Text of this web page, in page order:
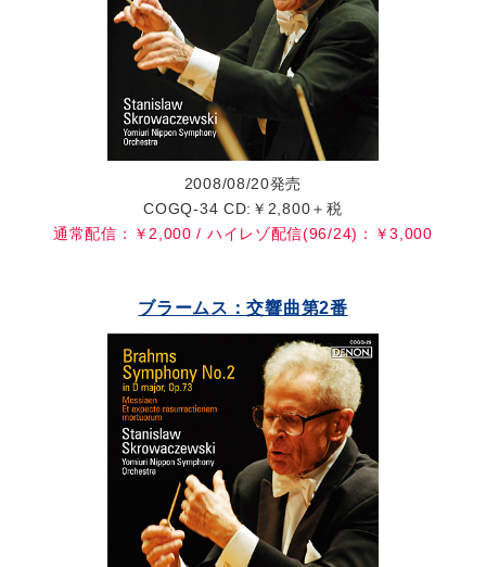
2008/08/20発売
COGQ-34 CD:￥2,800＋税
通常配信：￥2,000 / ハイレゾ配信(96/24)：￥3,000
ブラームス：交響曲第2番